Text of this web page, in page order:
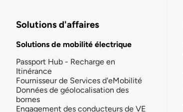
Solutions d'affaires
Solutions de mobilité électrique
Passport Hub - Recharge en
Itinérance
Fournisseur de Services d'eMobilité
Données de géolocalisation des
bornes
Engagement des conducteurs de VE